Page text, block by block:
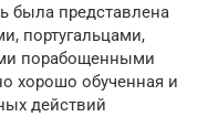
была представлена
португальцами,
порабощенными
хорошо обученная и
действий